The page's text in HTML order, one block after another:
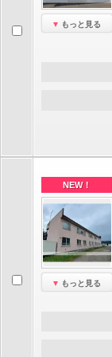
もっと見る
NEW！
もっと見る